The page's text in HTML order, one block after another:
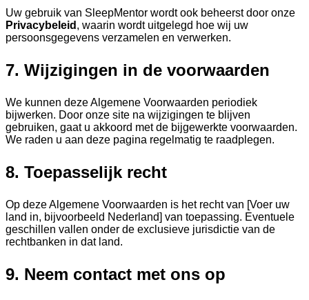
Uw gebruik van SleepMentor wordt ook beheerst door onze
Privacybeleid , waarin wordt uitgelegd hoe wij uw
persoonsgegevens verzamelen en verwerken.
7. Wijzigingen in de voorwaarden
We kunnen deze Algemene Voorwaarden periodiek
bijwerken. Door onze site na wijzigingen te blijven
gebruiken, gaat u akkoord met de bijgewerkte voorwaarden.
We raden u aan deze pagina regelmatig te raadplegen.
8. Toepasselijk recht
Op deze Algemene Voorwaarden is het recht van [Voer uw
land in, bijvoorbeeld Nederland] van toepassing. Eventuele
geschillen vallen onder de exclusieve jurisdictie van de
rechtbanken in dat land.
9. Neem contact met ons op